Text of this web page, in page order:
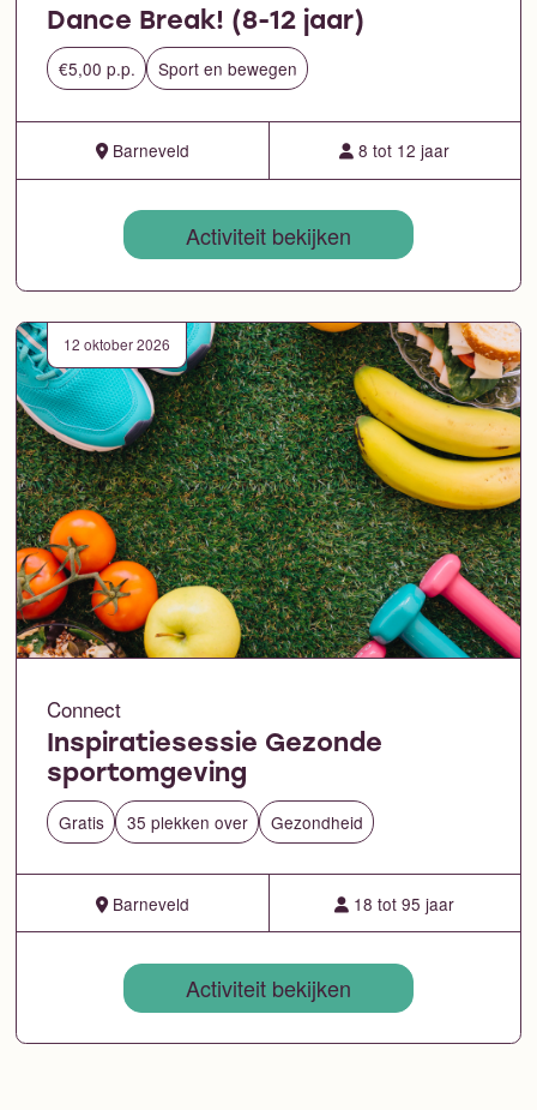
Dance Break! (8-12 jaar)
€5,00 p.p. Sport en bewegen
Barneveld 8 tot 12 jaar
Activiteit bekijken
12 oktober 2026
Connect
Inspiratiesessie Gezonde
sportomgeving
Gratis 35 plekken over Gezondheid
Barneveld 18 tot 95 jaar
Activiteit bekijken